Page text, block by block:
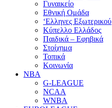
Γυναικείο
Εθνική Ομάδα
‘Ελληνες Εξωτερικού
Κύπελλο Ελλάδος
Παιδικά – Εφηβικά
Στοίχημα
Τοπικά
Κοινωνία
NBA
G-LEAGUE
NCAA
WNBA